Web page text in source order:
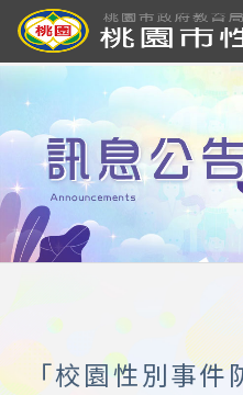
「校園性別事